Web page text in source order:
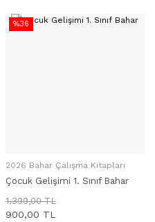
%36
SEPETE EKLE
2026 Bahar Çalışma Kitapları
Çocuk Gelişimi 1. Sınıf Bahar
1.399,00 TL
900,00 TL